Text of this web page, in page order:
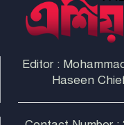
Editor :
Haseen